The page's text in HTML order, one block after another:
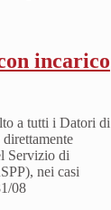
incarico
a tutti i Datori di
Servizio di
nei casi
08